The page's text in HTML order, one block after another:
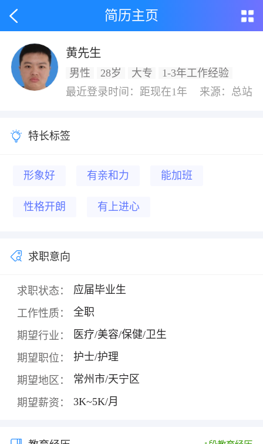
简历主页
黄先生
男性 28岁 大专
1-3年工作经验
最近登录时间：距现在1年
来源：总站
特长标签
形象好 有亲和力 能加班
性格开朗 有上进心
求职意向
求职状态：
应届毕业生
工作性质：
全职
期望行业：
医疗/美容/保健/卫生
期望职位：
护士/护理
期望地区：
常州市/天宁区
期望薪资：
3K~5K/月